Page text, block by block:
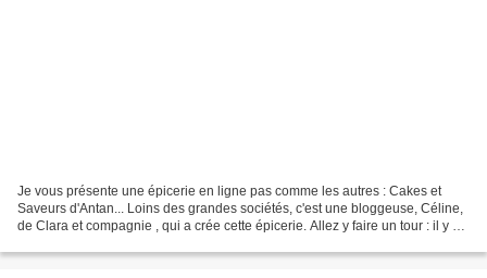
Je vous présente une épicerie en ligne pas comme les autres : Cakes et
Saveurs d'Antan... Loins des grandes sociétés, c'est une bloggeuse, Céline,
de Clara et compagnie , qui a crée cette épicerie. Allez y faire un tour : il y a